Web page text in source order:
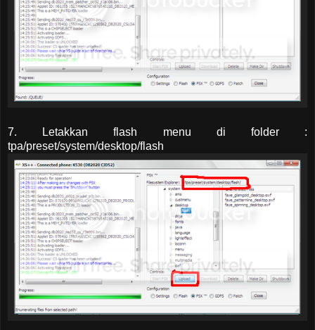
7. Letakkan flash menu di folder :
tpa/preset/system/desktop/flash